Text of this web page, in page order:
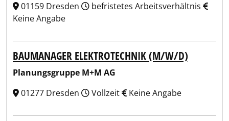
01159 Dresden
befristetes Arbeitsverhältnis
Keine Angabe
BAUMANAGER ELEKTROTECHNIK (M/W/D)
Planungsgruppe M+M AG
01277 Dresden
Vollzeit Keine Angabe